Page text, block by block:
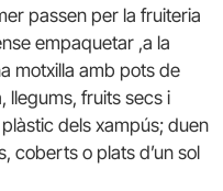
passen per la fruiteria
empaquetar ,a la
motxilla amb pots de
llegums, fruits secs i
dels xampús; duen
coberts o plats d’un sol